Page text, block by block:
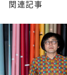
関連記事